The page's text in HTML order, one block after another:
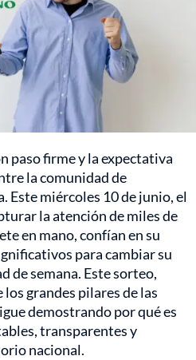
paso firme y la expectativa
la comunidad de
Este miércoles 10 de junio, el
la atención de miles de
en mano, confían en su
para cambiar su
de semana. Este sorteo,
grandes pilares de las
demostrando por qué es
transparentes y
nacional.